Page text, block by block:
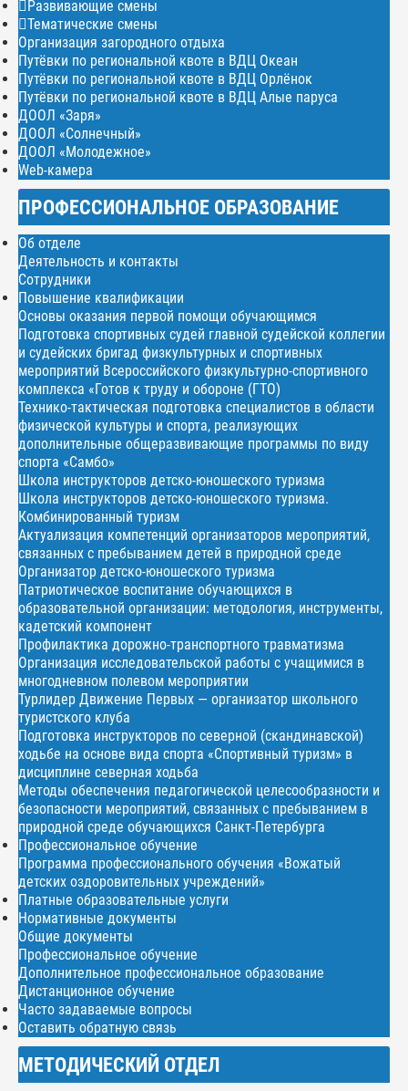
Развивающие смены
Тематические смены
Организация загородного отдыха
Путёвки по региональной квоте в ВДЦ Океан
Путёвки по региональной квоте в ВДЦ Орлёнок
Путёвки по региональной квоте в ВДЦ Алые паруса
ДООЛ «Заря»
ДООЛ «Солнечный»
ДООЛ «Молодежное»
Web-камера
ПРОФЕССИОНАЛЬНОЕ ОБРАЗОВАНИЕ
Об отделе
Деятельность и контакты
Сотрудники
Повышение квалификации
Основы оказания первой помощи обучающимся
Подготовка спортивных судей главной судейской коллегии
и судейских бригад физкультурных и спортивных
мероприятий Всероссийского физкультурно-спортивного
комплекса «Готов к труду и обороне (ГТО)
Технико-тактическая подготовка специалистов в области
физической культуры и спорта, реализующих
дополнительные общеразвивающие программы по виду
спорта «Самбо»
Школа инструкторов детско-юношеского туризма
Школа инструкторов детско-юношеского туризма.
Комбинированный туризм
Актуализация компетенций организаторов мероприятий,
связанных с пребыванием детей в природной среде
Организатор детско-юношеского туризма
Патриотическое воспитание обучающихся в
образовательной организации: методология, инструменты,
кадетский компонент
Профилактика дорожно-транспортного травматизма
Организация исследовательской работы с учащимися в
многодневном полевом мероприятии
Турлидер Движение Первых — организатор школьного
туристского клуба
Подготовка инструкторов по северной (скандинавской)
ходьбе на основе вида спорта «Спортивный туризм» в
дисциплине северная ходьба
Методы обеспечения педагогической целесообразности и
безопасности мероприятий, связанных с пребыванием в
природной среде обучающихся Санкт-Петербурга
Профессиональное обучение
Программа профессионального обучения «Вожатый
детских оздоровительных учреждений»
Платные образовательные услуги
Нормативные документы
Общие документы
Профессиональное обучение
Дополнительное профессиональное образование
Дистанционное обучение
Часто задаваемые вопросы
Оставить обратную связь
МЕТОДИЧЕСКИЙ ОТДЕЛ